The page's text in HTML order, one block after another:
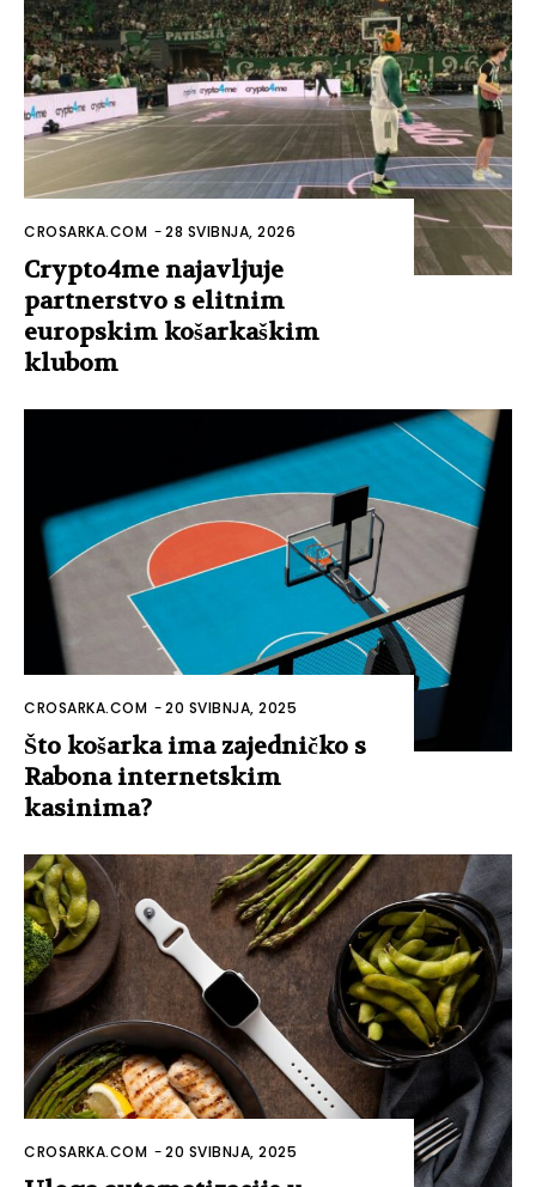
CROSARKA.COM -28 SVIBNJA, 2026
Crypto4me najavljuje
partnerstvo s elitnim
europskim košarkaškim
klubom
CROSARKA.COM -20 SVIBNJA, 2025
Što košarka ima zajedničko s
Rabona internetskim
kasinima?
CROSARKA.COM -20 SVIBNJA, 2025